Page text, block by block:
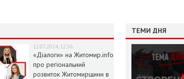
12.07.2024, 12:36
«Діалоги» на Житомир.info
про регіональний
розвиток Житомирщини в
ТЕМИ ДНЯ